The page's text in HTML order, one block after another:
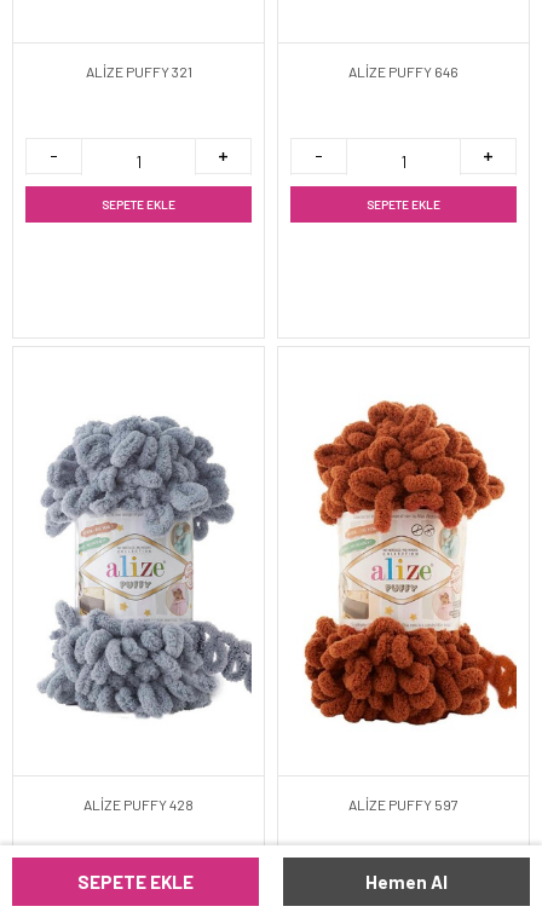
SEPETE EKLE Hemen Al
ALİZE PUFFY 321
SEPETE EKLE
ALİZE PUFFY 646
SEPETE EKLE
ALİZE PUFFY 428 ALİZE PUFFY 597